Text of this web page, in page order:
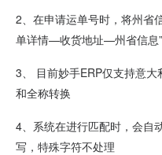
2、在申请运单号时，将州省
单详情—收货地址—州省信息
3、 目前妙手ERP仅支持意
和全称转换
4、系统在进行匹配时，会自
写，特殊字符不处理